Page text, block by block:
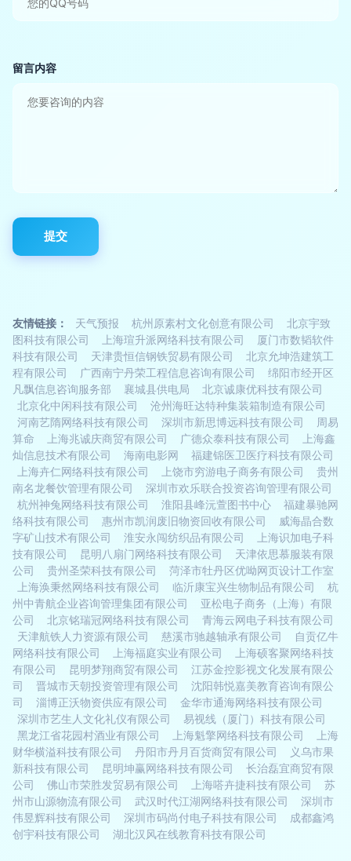
留言内容
友情链接： 天气预报 杭州原素村文化创意有限公司
北京宇致
图科技有限公司
上海瑄升派网络科技有限公司
厦门市数韬软件
科技有限公司
天津贵恒信钢铁贸易有限公司
北京允坤浩建筑工
程有限公司
广西南宁丹荣工程信息咨询有限公司
绵阳市经开区
凡飘信息咨询服务部
襄城县供电局
北京诚康优科技有限公司
北京化中闲科技有限公司
沧州海旺达特种集装箱制造有限公司
河南艺隋网络科技有限公司
深圳市新思博远科技有限公司
周易
算命
上海兆诚庆商贸有限公司 广德众泰科技有限公司
上海鑫
灿信息技术有限公司
海南电影网
福建锦医卫医疗科技有限公司
上海卉仁网络科技有限公司
上饶市穷游电子商务有限公司
贵州
南名龙餐饮管理有限公司
深圳市欢乐联合投资咨询管理有限公司
杭州神兔网络科技有限公司
淮阳县峰沅萱图书中心
福建暴驰网
络科技有限公司
惠州市凯润废旧物资回收有限公司
威海晶合数
字矿山技术有限公司
淮安永闯纺织品有限公司
上海识加电子科
技有限公司
昆明八扇门网络科技有限公司
天津依思慕服装有限
公司
贵州圣荣科技有限公司
菏泽市牡丹区优呦网页设计工作室
上海涣秉然网络科技有限公司
临沂康宝兴生物制品有限公司
杭
州中青航企业咨询管理集团有限公司
亚松电子商务（上海）有限
公司
北京铭瑞冠网络科技有限公司
青海云网电子科技有限公司
天津航铁人力资源有限公司
慈溪市驰越轴承有限公司
自贡亿牛
网络科技有限公司
上海福庭实业有限公司
上海硕客聚网络科技
有限公司
昆明梦翔商贸有限公司
江苏金控影视文化发展有限公
司
晋城市天朝投资管理有限公司
沈阳韩悦嘉美教育咨询有限公
司
淄博正沃物资供应有限公司
金华市通海网络科技有限公司
深圳市艺生人文化礼仪有限公司
易视线（厦门）科技有限公司
黑龙江省花园村酒业有限公司
上海魁擎网络科技有限公司
上海
财华横溢科技有限公司
丹阳市丹月百货商贸有限公司
义乌市果
新科技有限公司
昆明坤赢网络科技有限公司
长治磊宜商贸有限
公司
佛山市荣胜发贸易有限公司 上海嗒卉捷科技有限公司
苏
州市山源物流有限公司
武汉时代江湖网络科技有限公司
深圳市
伟昱辉科技有限公司
深圳市码尚付电子科技有限公司
成都鑫鸿
创宇科技有限公司
湖北汉风在线教育科技有限公司